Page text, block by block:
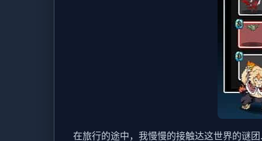
在旅行的途中，我慢慢的接触达这世界的谜团